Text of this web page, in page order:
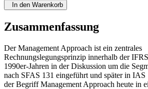
In den Warenkorb
Zusammenfassung
Der Management Approach ist ein zentrales
Rechnungslegungsprinzip innerhalb der
1990er-Jahren in der Diskussion um die
nach SFAS 131 eingeführt und später in
der Begriff Management Approach heute in